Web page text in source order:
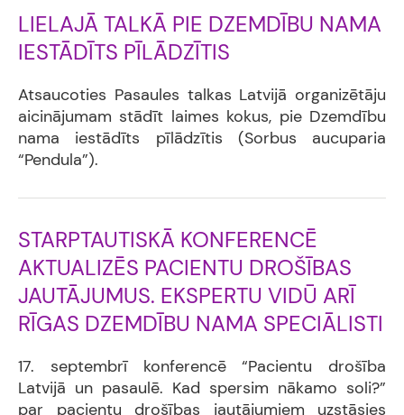
LIELAJĀ TALKĀ PIE DZEMDĪBU NAMA
IESTĀDĪTS PĪLĀDZĪTIS
Atsaucoties Pasaules talkas Latvijā organizētāju
aicinājumam stādīt laimes kokus, pie Dzemdību
nama iestādīts pīlādzītis (Sorbus aucuparia
“Pendula”).
STARPTAUTISKĀ KONFERENCĒ
AKTUALIZĒS PACIENTU DROŠĪBAS
JAUTĀJUMUS. EKSPERTU VIDŪ ARĪ
RĪGAS DZEMDĪBU NAMA SPECIĀLISTI
17. septembrī konferencē “Pacientu drošība
Latvijā un pasaulē. Kad spersim nākamo soli?”
par pacientu drošības jautājumiem uzstāsies